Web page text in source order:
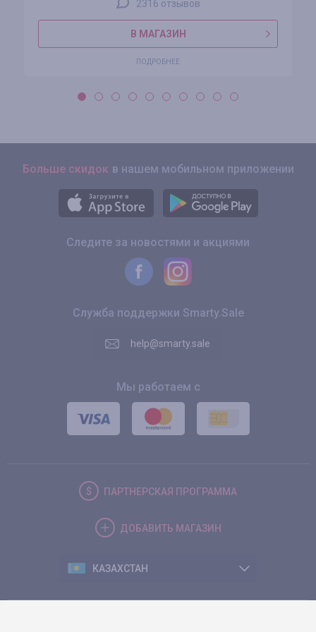
2316 отзывов
В МАГАЗИН
ПОДРОБНЕЕ
Больше скидок в нашем мобильном приложении
Следите за новостями и акциями
Служба поддержки Smarty.Sale
help@smarty.sale
Мы работаем с
ПАРТНЕРСКАЯ ПРОГРАММА
ДОБАВИТЬ МАГАЗИН
КАЗАХСТАН